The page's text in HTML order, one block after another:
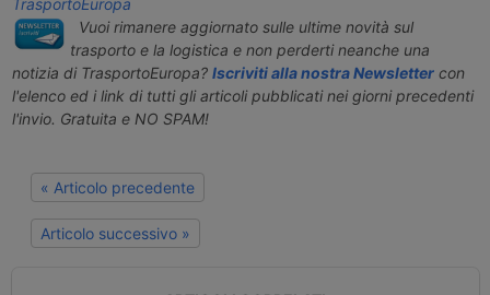
TrasportoEuropa
Vuoi rimanere aggiornato sulle ultime novità sul
trasporto e la logistica e non perderti neanche una
notizia di TrasportoEuropa? Iscriviti alla nostra Newslettercon
l'elenco ed i link di tutti gli articoli pubblicati nei giorni precedenti
l'invio. Gratuita e NO SPAM!
« Articolo precedente
Articolo successivo »